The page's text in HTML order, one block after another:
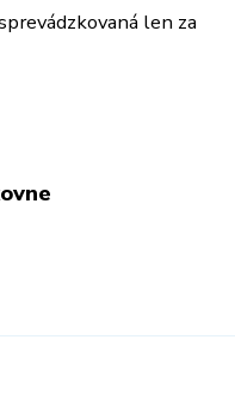
len za